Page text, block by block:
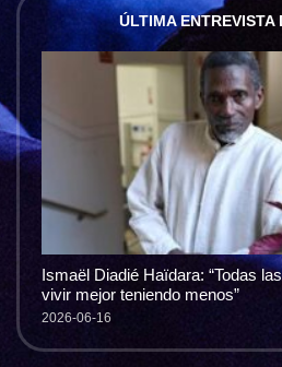
ÚLTIMA ENTREVISTA
Ismaël Diadié Haïdara: “Todas
vivir mejor teniendo menos”
2026-06-16